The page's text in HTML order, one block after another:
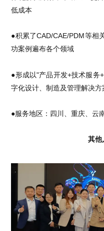
低成本
●积累了CAD/CAE/PDM等相
功案例遍布各个领域
●形成以"产品开发+技术服务
字化设计、制造及管理解决方
●服务地区：四川、重庆、云
其他